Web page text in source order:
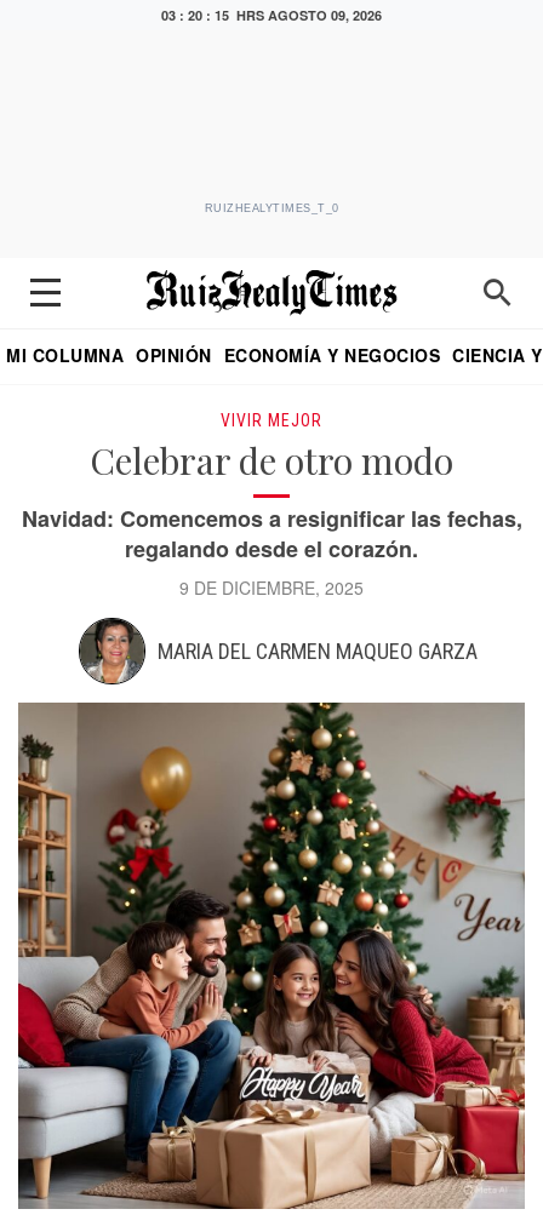
03 : 20 : 16 HRS AGOSTO 09, 2026
RUIZHEALYTIMES_T_0
MI COLUMNA OPINIÓN ECONOMÍA Y NEGOCIOS CIENCIA
VIVIR MEJOR
Celebrar de otro modo
Navidad: Comencemos a resignificar las fechas,
regalando desde el corazón.
9 DE DICIEMBRE, 2025
MARIA DEL CARMEN MAQUEO GARZA